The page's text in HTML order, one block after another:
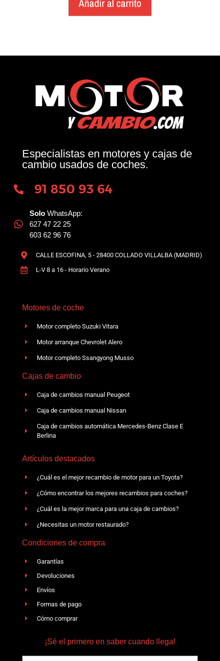
Añadir al carrito
Especialistas en motores y cajas de
cambio usados de coches.
91 850 93 64
Solo WhatsApp:
627 47 22 25
603 62 96 76
CALLE ESCOFINA, 5 - 28400 COLLADO VILLALBA (MADRID)
L-V 8 a 16 - Horario Verano
Motores de coche
Motor completo Suzuki Vitara
Motor arranque Chevrolet Alero
Motor completo Ssangyong Musso
Cajas de cambio
Caja de cambios manual Peugeot
Caja de cambios manual Nissan
Caja de cambios automática Mercedes-Benz Clase E
Berlina
Artículos destacados
¿Cuál es el mejor recambio de motor para un Toyota?
¿Cómo encontrar los mejores recambios para coches?
¿Cuál es la mejor marca para una caja de cambios?
¿Necesitas un motor restaurado?
Condiciones de compra
Garantías
Devoluciones
Envíos
Formas de pago
Cómo comprar
¡Sé el primero en saber cuando llega!